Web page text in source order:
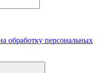
обработку персональных